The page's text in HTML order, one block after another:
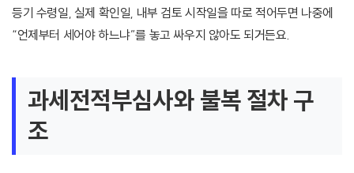
등기 수령일, 실제 확인일, 내부 검토 시작일을 따로 적어두면 나중에
“언제부터 세어야 하느냐”를 놓고 싸우지 않아도 되거든요.
과세전적부심사와 불복 절차 구
조